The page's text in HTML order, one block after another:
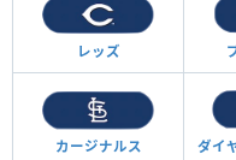
レッズ
カージナルス ダイ